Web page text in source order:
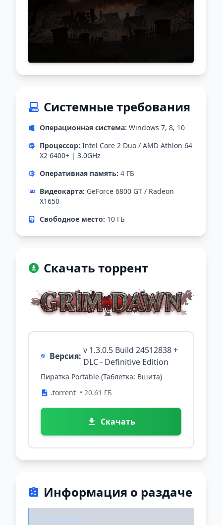
Системные требования
Операционная система: Windows 7, 8, 10
Процессор: Intel Core 2 Duo / AMD Athlon 64
X2 6400+ | 3.0GHz
Оперативная память: 4 ГБ
Видеокарта: GeForce 6800 GT / Radeon
X1650
Свободное место: 10 ГБ
Скачать торрент
Версия:
v 1.3.0.5 Build 24512838 +
DLC - Definitive Edition
Пиратка Portable (Таблетка: Вшита)
.torrent • 20.61 ГБ
Скачать
Информация о раздаче
Установка: